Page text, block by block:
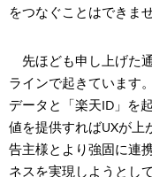
をつなぐことはできま
先ほども申し上げた
ラインで起きています
データと「楽天ID」を
値を提供すればUXが上
告主様とより強固に連
ネスを実現しようとし